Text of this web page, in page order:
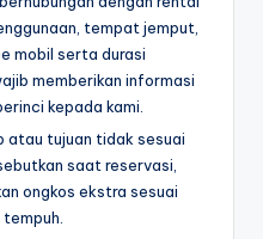
tempat jemput,
mobil serta durasi
memberikan informasi
kepada kami.
atau tujuan tidak sesuai
saat reservasi,
ongkos ekstra sesuai